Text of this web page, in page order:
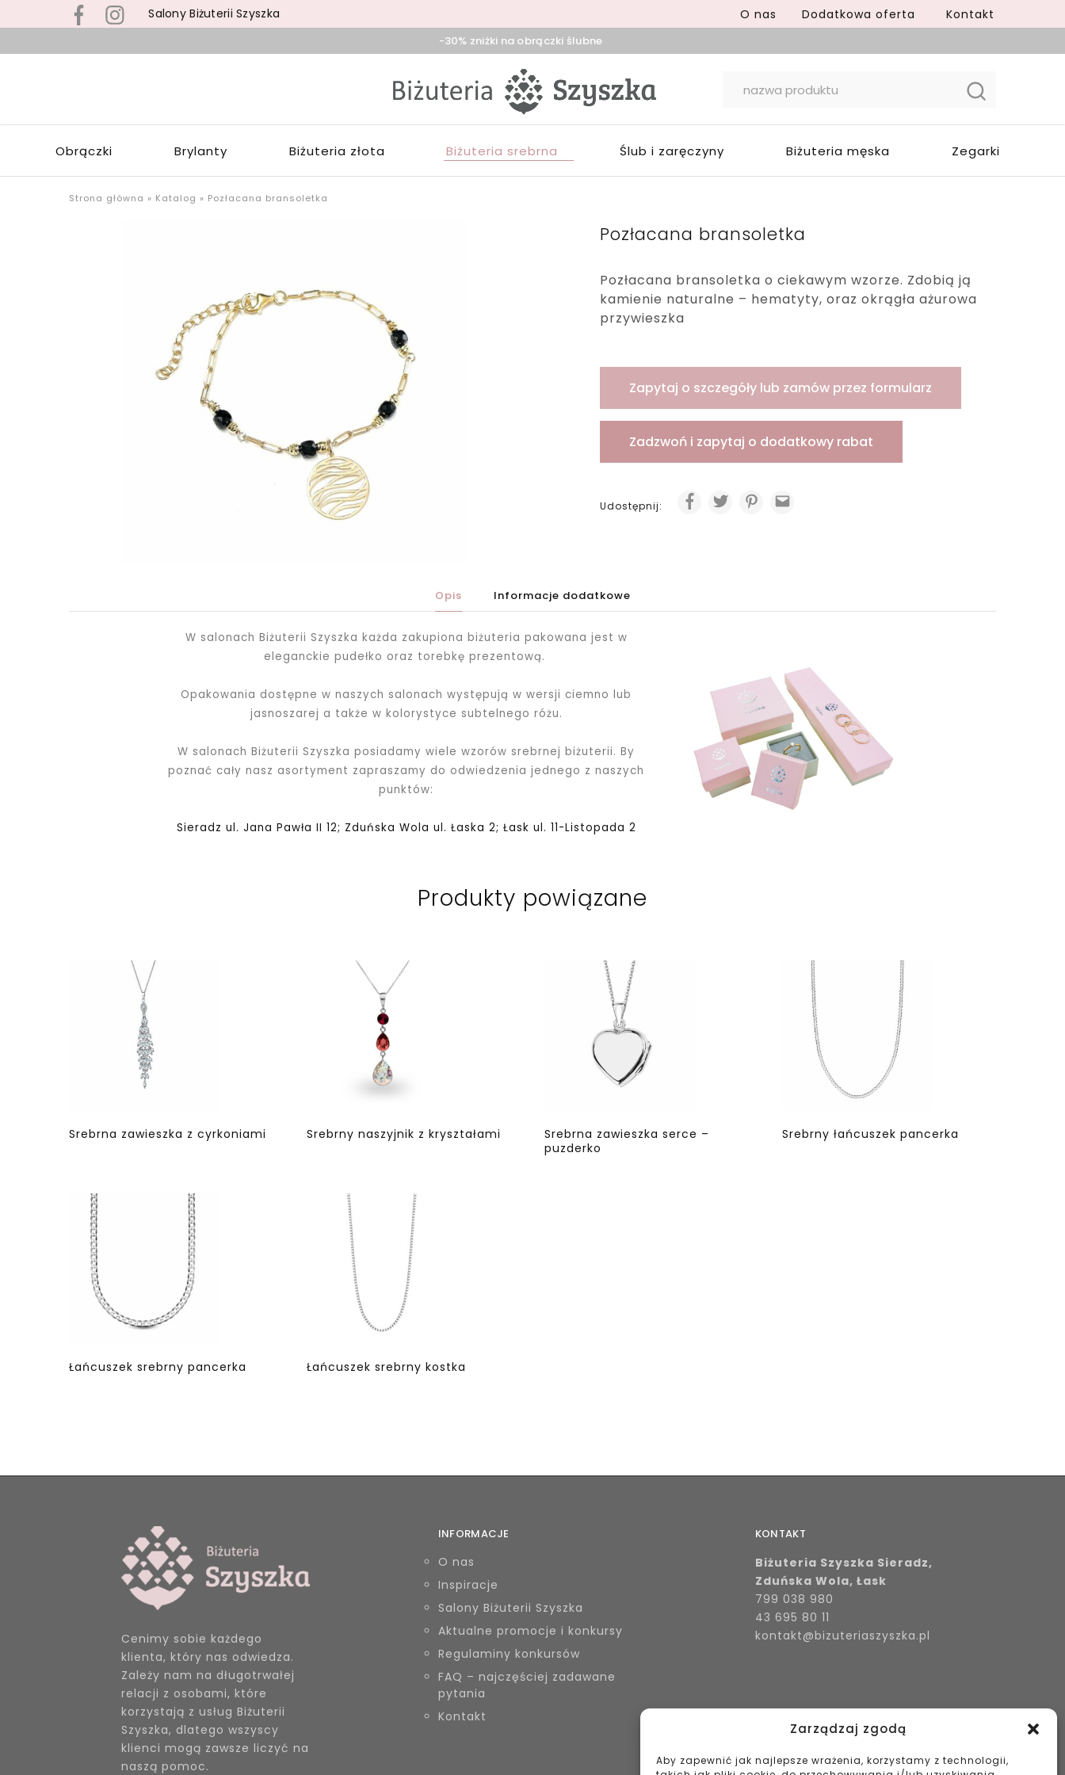
Zarządzaj zgodą
Aby zapewnić jak najlepsze wrażenia, korzystamy z technologii,
Salony Biżuterii Szyszka O nas Dodatkowa oferta Kontakt
-30% zniżki na obrączki ślubne
Biżuteria
Wola,
Łask
srebrną,
pozłacaną,
upominki
Obrączki Brylanty Biżuteria złota Biżuteria srebrna Ślub i zaręczyny Biżuteria męska Zegarki
Strona główna » Katalog » Pozłacana bransoletka
Pozłacana bransoletka
Pozłacana bransoletka o ciekawym wzorze. Zdobią ją
kamienie naturalne – hematyty, oraz okrągła ażurowa
przywieszka
Zapytaj o szczegóły lub zamów przez formularz
Zadzwoń i zapytaj o dodatkowy rabat
Udostępnij:
Opis Informacje dodatkowe
W salonach Biżuterii Szyszka każda zakupiona biżuteria pakowana jest w
eleganckie pudełko oraz torebkę prezentową.
Opakowania dostępne w naszych salonach występują w wersji ciemno lub
jasnoszarej a także w kolorystyce subtelnego różu.
W salonach Biżuterii Szyszka posiadamy wiele wzorów srebrnej biżuterii. By
poznać cały nasz asortyment zapraszamy do odwiedzenia jednego z naszych
punktów:
Sieradz ul. Jana Pawła II 12; Zduńska Wola ul. Łaska 2; Łask ul. 11-Listopada 2
Produkty powiązane
Srebrna zawieszka z cyrkoniami Srebrny naszyjnik z kryształami
Srebrna zawieszka serce –
puzderko
Srebrny łańcuszek pancerka
Łańcuszek srebrny pancerka Łańcuszek srebrny kostka
Cenimy sobie każdego
klienta, który nas odwiedza.
Zależy nam na długotrwałej
relacji z osobami, które
korzystają z usług Biżuterii
Szyszka, dlatego wszyscy
klienci mogą zawsze liczyć na
naszą pomoc.
INFORMACJE
O nas
Inspiracje
Salony Biżuterii Szyszka
Aktualne promocje i konkursy
Regulaminy konkursów
FAQ – najczęściej zadawane
pytania
Kontakt
KONTAKT
Biżuteria Szyszka Sieradz,
Zduńska Wola, Łask
799 038 980
43 695 80 11
kontakt@bizuteriaszyszka.pl